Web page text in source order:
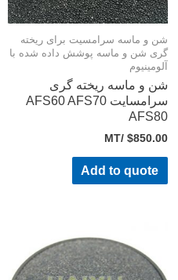
شن و ماسه سرامسیت برای ریخته
گری شن و ماسه پوشش داده شده با
آلومینیوم
شن و ماسه ریخته گری
سرامسایت AFS60 AFS70
AFS80
$850.00
/MT
Add to quote